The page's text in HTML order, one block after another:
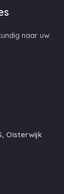
naar uw
Oisterwijk